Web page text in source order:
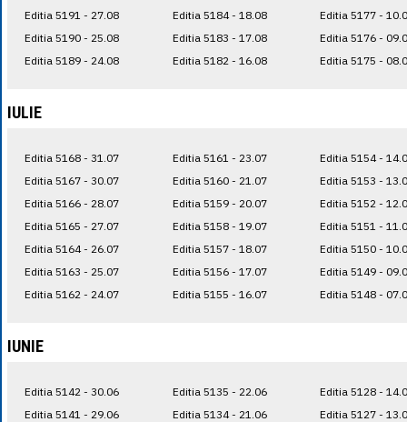
Editia 5191 - 27.08
Editia 5190 - 25.08
Editia 5189 - 24.08
Editia 5184 - 18.08
Editia 5183 - 17.08
Editia 5182 - 16.08
Editia 5177 -
Editia 5176 -
Editia 5175 -
IULIE
Editia 5168 - 31.07
Editia 5167 - 30.07
Editia 5166 - 28.07
Editia 5165 - 27.07
Editia 5164 - 26.07
Editia 5163 - 25.07
Editia 5162 - 24.07
Editia 5161 - 23.07
Editia 5160 - 21.07
Editia 5159 - 20.07
Editia 5158 - 19.07
Editia 5157 - 18.07
Editia 5156 - 17.07
Editia 5155 - 16.07
Editia 5154 -
Editia 5153 -
Editia 5152 -
Editia 5151 -
Editia 5150 -
Editia 5149 -
Editia 5148 -
IUNIE
Editia 5142 - 30.06
Editia 5141 - 29.06
Editia 5135 - 22.06
Editia 5134 - 21.06
Editia 5128 -
Editia 5127 -